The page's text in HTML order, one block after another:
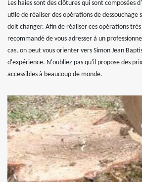
Les haies sont des clôtures qui sont composées
utile de réaliser des opérations de dessouchage
doit changer. Afin de réaliser ces opérations
recommandé de vous adresser à un
cas, on peut vous orienter vers Simon Jean
d'expérience. N'oubliez pas qu'il propose des
accessibles à beaucoup de monde.